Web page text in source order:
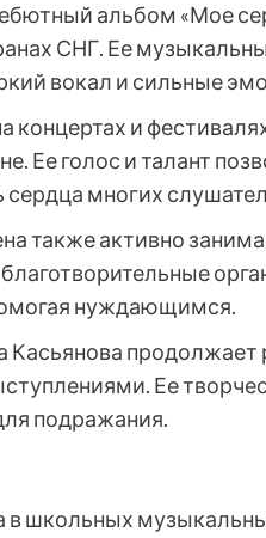
альбом «Мое
СНГ. Ее
вокал и сильные
концертах и
Ее голос и талант
многих
также активно
нуждающимся.
Касьянова
Ее
подражания.
в школьных